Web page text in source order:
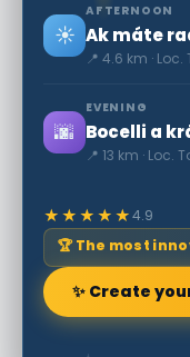
☀️
AFTERNOON
📍 4.6 km ·
🌆
EVENING
Bocelli a
📍 13 km · Loc.
★★★★★4.9
🏆 The most
✨ Create